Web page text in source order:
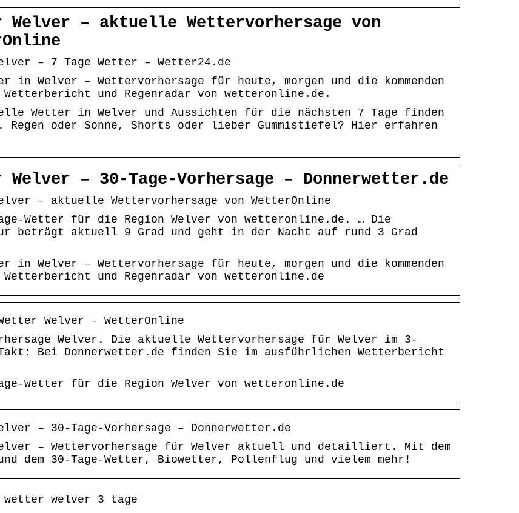
Welver – aktuelle Wettervorhersage von
– 7 Tage Wetter – Wetter24.de
in Welver – Wettervorhersage für heute, morgen und die kommenden
Wetterbericht und Regenradar von wetteronline.de.
Wetter in Welver und Aussichten für die nächsten 7 Tage finden
oder Sonne, Shorts oder lieber Gummistiefel? Hier erfahren
Welver – 30-Tage-Vorhersage – Donnerwetter.de
– aktuelle Wettervorhersage von WetterOnline
Wetter für die Region Welver von wetteronline.de. … Die
beträgt aktuell 9 Grad und geht in der Nacht auf rund 3 Grad
in Welver – Wettervorhersage für heute, morgen und die kommenden
Wetterbericht und Regenradar von wetteronline.de
Welver – WetterOnline
Welver. Die aktuelle Wettervorhersage für Welver im 3-
Takt: Bei Donnerwetter.de finden Sie im ausführlichen Wetterbericht
Wetter für die Region Welver von wetteronline.de
– 30-Tage-Vorhersage – Donnerwetter.de
– Wettervorhersage für Welver aktuell und detailliert. Mit dem
dem 30-Tage-Wetter, Biowetter, Pollenflug und vielem mehr!
wetter welver 3 tage